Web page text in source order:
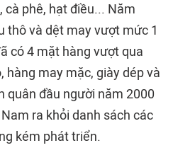
cà phê, hạt điều... Năm
thô và dệt may vượt mức 1
có 4 mặt hàng vượt qua
hàng may mặc, giày dép và
quân đầu người năm 2000
ra khỏi danh sách các
kém phát triển.